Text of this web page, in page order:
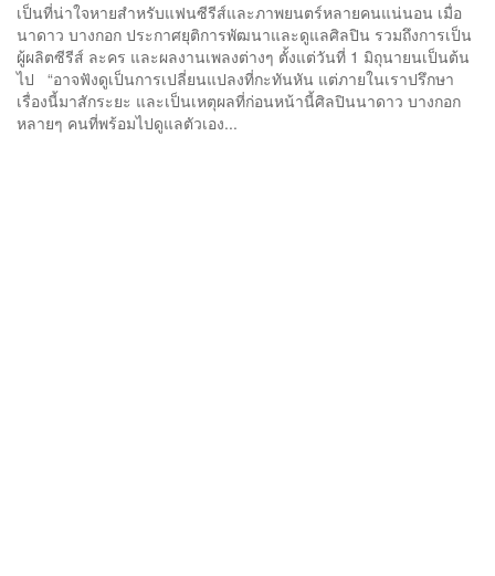
เป็นที่น่าใจหายสำหรับแฟนซีรีส์และภาพยนตร์หลายคนแน่นอน เมื่อ
นาดาว บางกอก ประกาศยุติการพัฒนาและดูแลศิลปิน รวมถึงการเป็น
ผู้ผลิตซีรีส์ ละคร และผลงานเพลงต่างๆ ตั้งแต่วันที่ 1 มิถุนายนเป็นต้น
ไป “อาจฟังดูเป็นการเปลี่ยนแปลงที่กะทันหัน แต่ภายในเราปรึกษา
เรื่องนี้มาสักระยะ และเป็นเหตุผลที่ก่อนหน้านี้ศิลปินนาดาว บางกอก
หลายๆ คนที่พร้อมไปดูแลตัวเอง...